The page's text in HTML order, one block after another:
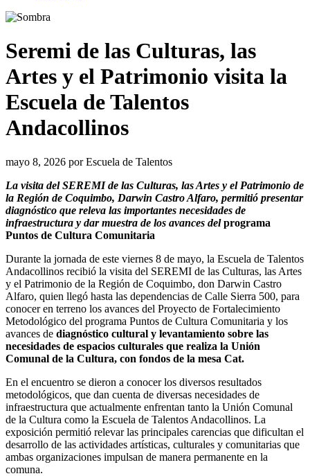
Seremi de las Culturas, las
Artes y el Patrimonio visita la
Escuela de Talentos
Andacollinos
mayo 8, 2026 porEscuela de Talentos
La visita del SEREMI de las Culturas, las Artes y el Patrimonio de
la Región de Coquimbo, Darwin Castro Alfaro, permitió presentar
diagnóstico que releva las importantes necesidades de
infraestructura y dar muestra de los avances delprograma
Puntos de Cultura Comunitaria
Durante la jornada de este viernes 8 de mayo, la Escuela de Talentos
Andacollinos recibió la visita del SEREMI de las Culturas, las Artes
y el Patrimonio de la Región de Coquimbo, don Darwin Castro
Alfaro, quien llegó hasta las dependencias de Calle Sierra 500, para
conocer en terreno los avances del Proyecto de Fortalecimiento
Metodológico del programa Puntos de Cultura Comunitaria y los
avances de diagnóstico cultural y levantamiento sobre las
necesidades de espacios culturales que realiza la Unión
Comunal de la Cultura, con fondos de la mesa Cat.
En el encuentro se dieron a conocer los diversos resultados
metodológicos, que dan cuenta de diversas necesidades de
infraestructura que actualmente enfrentan tanto la Unión Comunal
de la Cultura como la Escuela de Talentos Andacollinos. La
exposición permitió relevar las principales carencias que dificultan el
desarrollo de las actividades artísticas, culturales y comunitarias que
ambas organizaciones impulsan de manera permanente en la
comuna.